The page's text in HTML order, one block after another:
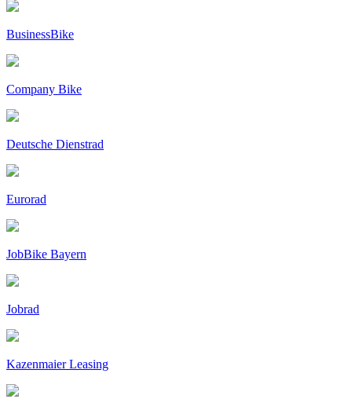
BusinessBike
Company Bike
Deutsche Dienstrad
Eurorad
JobBike Bayern
Jobrad
Kazenmaier Leasing